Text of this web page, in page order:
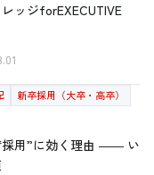
ッジforEXECUTIVE
新卒採用（大卒・高卒）
採用”に効く理由 ―― い